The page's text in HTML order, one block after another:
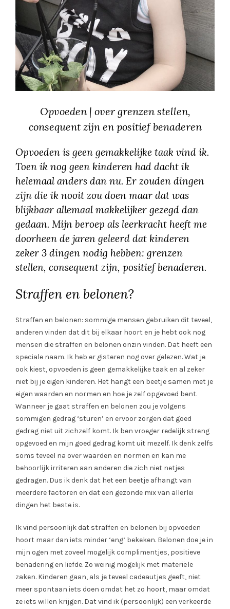
Opvoeden | over grenzen stellen,
consequent zijn en positief benaderen
Opvoeden is geen gemakkelijke taak vind ik.
Toen ik nog geen kinderen had dacht ik
helemaal anders dan nu. Er zouden dingen
zijn die ik nooit zou doen maar dat was
blijkbaar allemaal makkelijker gezegd dan
gedaan. Mijn beroep als leerkracht heeft me
doorheen de jaren geleerd dat kinderen
zeker 3 dingen nodig hebben: grenzen
stellen, consequent zijn, positief benaderen.
Straffen en belonen?
Straffen en belonen: sommige mensen gebruiken dit teveel,
anderen vinden dat dit bij elkaar hoort en je hebt ook nog
mensen die straffen en belonen onzin vinden. Dat heeft een
speciale naam. Ik heb er gisteren nog over gelezen. Wat je
ook kiest, opvoeden is geen gemakkelijke taak en al zeker
niet bij je eigen kinderen. Het hangt een beetje samen met je
eigen waarden en normen en hoe je zelf opgevoed bent.
Wanneer je gaat straffen en belonen zou je volgens
sommigen gedrag ‘sturen’ en ervoor zorgen dat goed
gedrag niet uit zichzelf komt. Ik ben vroeger redelijk streng
opgevoed en mijn goed gedrag komt uit mezelf. Ik denk zelfs
soms teveel na over waarden en normen en kan me
behoorlijk irriteren aan anderen die zich niet netjes
gedragen. Dus ik denk dat het een beetje afhangt van
meerdere factoren en dat een gezonde mix van allerlei
dingen het beste is.
Ik vind persoonlijk dat straffen en belonen bij opvoeden
hoort maar dan iets minder ‘eng’ bekeken. Belonen doe je in
mijn ogen met zoveel mogelijk complimentjes, positieve
benadering en liefde. Zo weinig mogelijk met materiële
zaken. Kinderen gaan, als je teveel cadeautjes geeft, niet
meer spontaan iets doen omdat het zo hoort, maar omdat
ze iets willen krijgen. Dat vind ik (persoonlijk) een verkeerde